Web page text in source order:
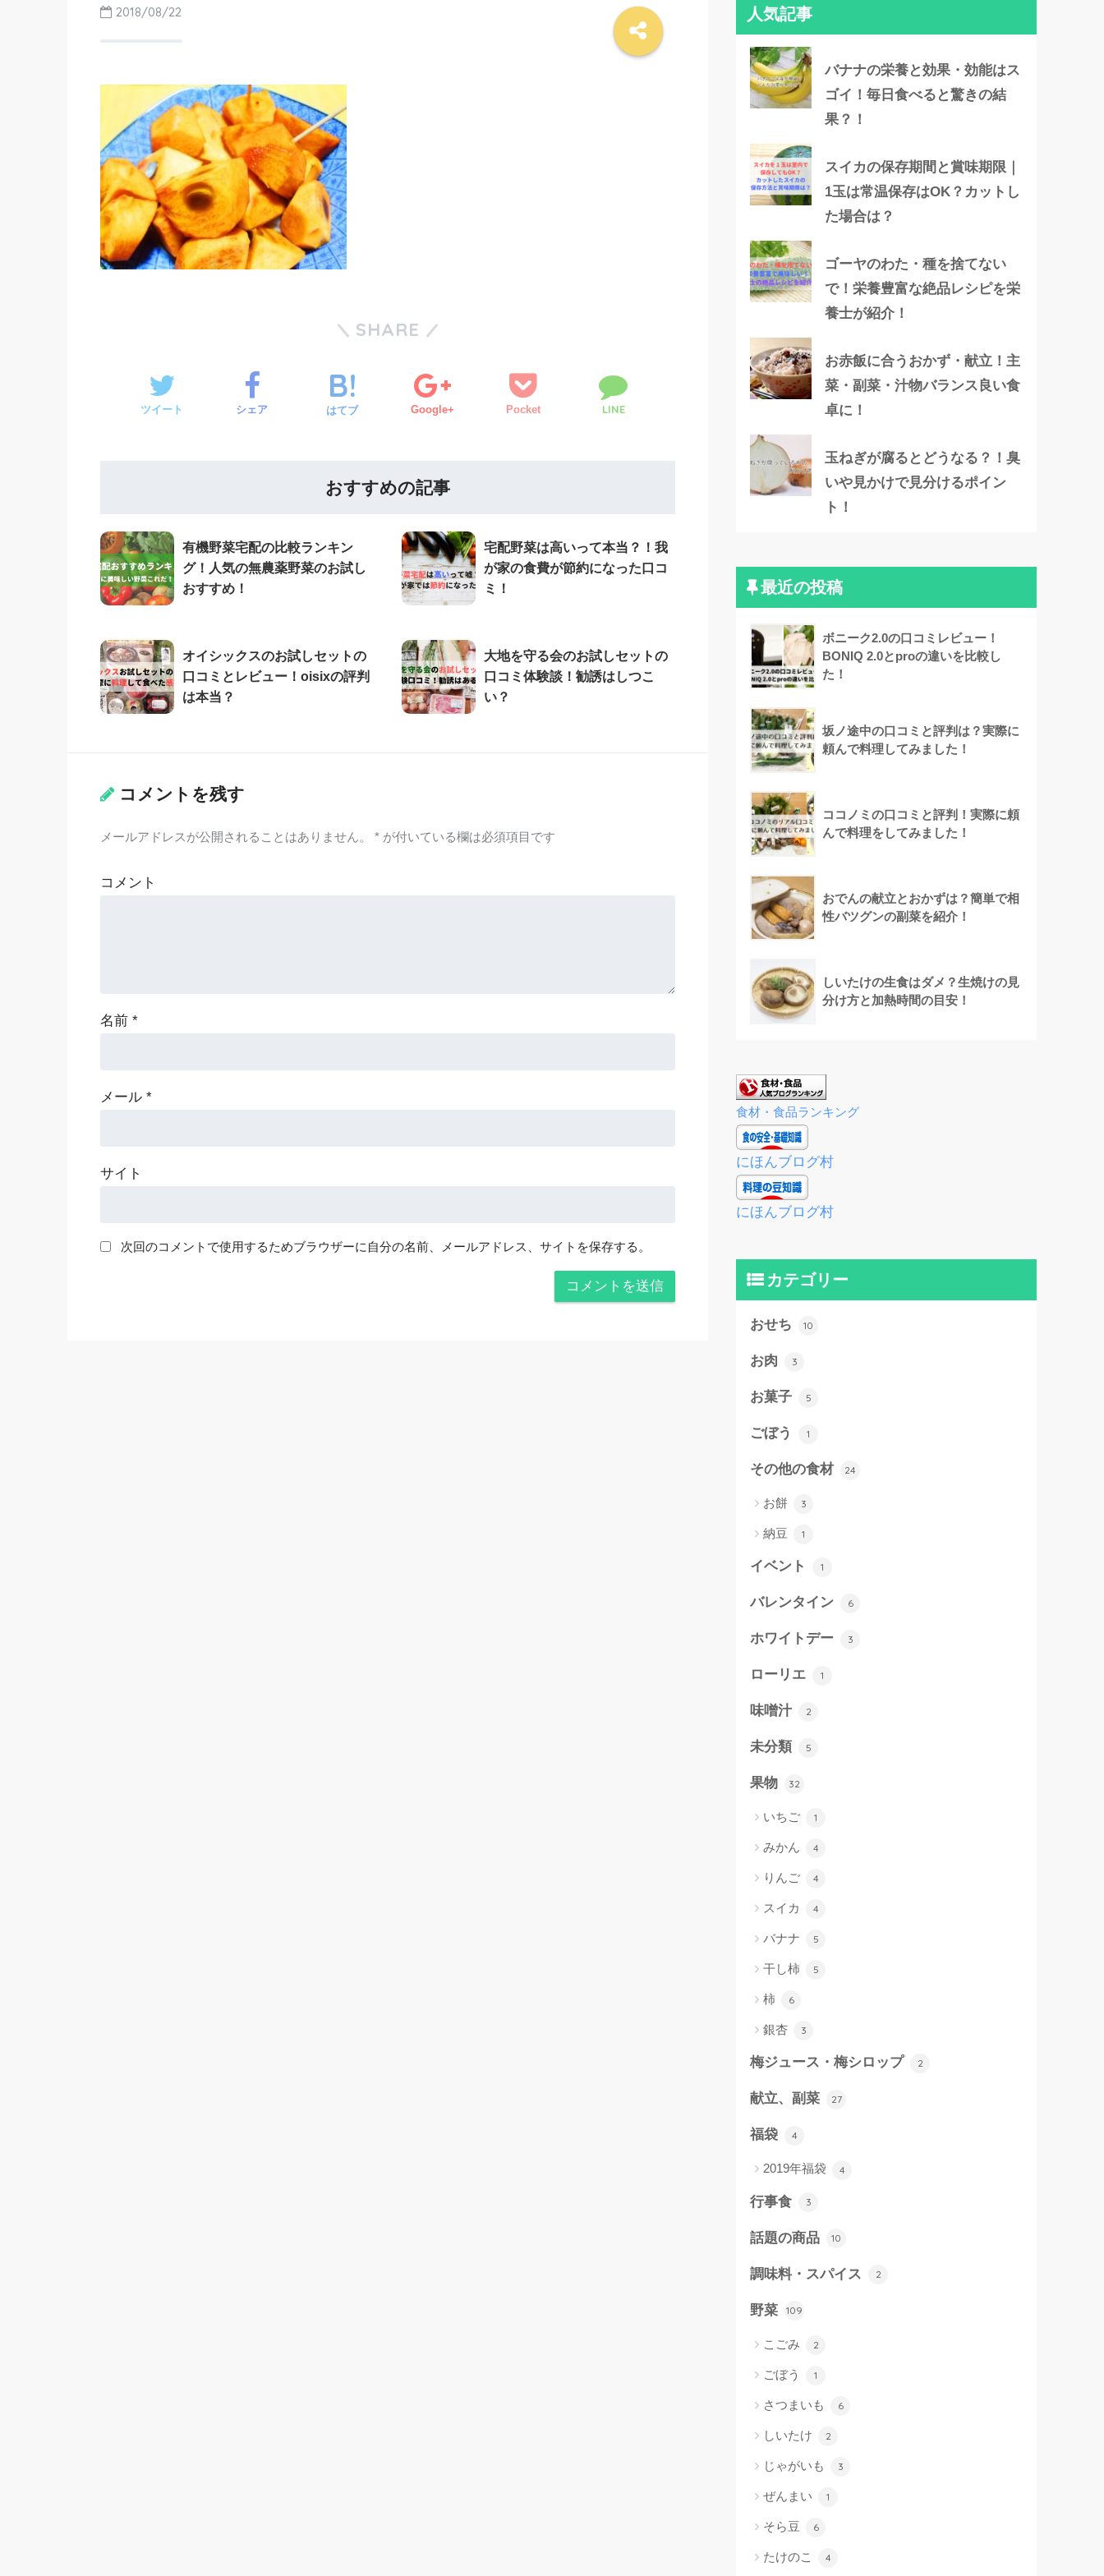
2018/08/22
SHARE
ツイート シェア はてブ Google+ Pocket LINE
おすすめの記事
有機野菜宅配の比較ランキン
グ！人気の無農薬野菜のお試し
おすすめ！
宅配野菜は高いって本当？！我
が家の食費が節約になった口コ
ミ！
オイシックスのお試しセットの
口コミとレビュー！oisixの評判
は本当？
大地を守る会のお試しセットの
口コミ体験談！勧誘はしつこ
い？
コメントを残す
メールアドレスが公開されることはありません。 * が付いている欄は必須項目です
コメント
名前 *
メール *
サイト
次回のコメントで使用するためブラウザーに自分の名前、メールアドレス、サイトを保存する。
人気記事
バナナの栄養と効果・効能はス
ゴイ！毎日食べると驚きの結
果？！
スイカの保存期間と賞味期限｜
1玉は常温保存はOK？カットし
た場合は？
ゴーヤのわた・種を捨てない
で！栄養豊富な絶品レシピを栄
養士が紹介！
お赤飯に合うおかず・献立！主
菜・副菜・汁物バランス良い食
卓に！
玉ねぎが腐るとどうなる？！臭
いや見かけで見分けるポイン
ト！
最近の投稿
ボニーク2.0の口コミレビュー！
BONIQ 2.0とproの違いを比較し
た！
坂ノ途中の口コミと評判は？実際に
頼んで料理してみました！
ココノミの口コミと評判！実際に頼
んで料理をしてみました！
おでんの献立とおかずは？簡単で相
性バツグンの副菜を紹介！
しいたけの生食はダメ？生焼けの見
分け方と加熱時間の目安！
食材・食品ランキング
にほんブログ村
にほんブログ村
カテゴリー
おせち 10
お肉 3
お菓子 5
ごぼう 1
その他の食材 24
お餅 3
納豆 1
イベント 1
バレンタイン 6
ホワイトデー 3
ローリエ 1
味噌汁 2
未分類 5
果物 32
いちご 1
みかん 4
りんご 4
スイカ 4
バナナ 5
干し柿 5
柿 6
銀杏 3
梅ジュース・梅シロップ 2
献立、副菜 27
福袋 4
2019年福袋 4
行事食 3
話題の商品 10
調味料・スパイス 2
野菜 109
こごみ 2
ごぼう 1
さつまいも 6
しいたけ 2
じゃがいも 3
ぜんまい 1
そら豆 6
たけのこ 4